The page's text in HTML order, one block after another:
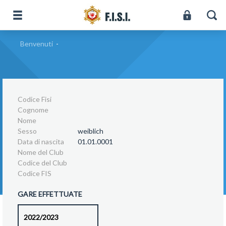
Benvenuti -
Codice Fisi
Cognome
Nome
Sesso
weiblich
Data di nascita
01.01.0001
Nome del Club
Codice del Club
Codice FIS
GARE EFFETTUATE